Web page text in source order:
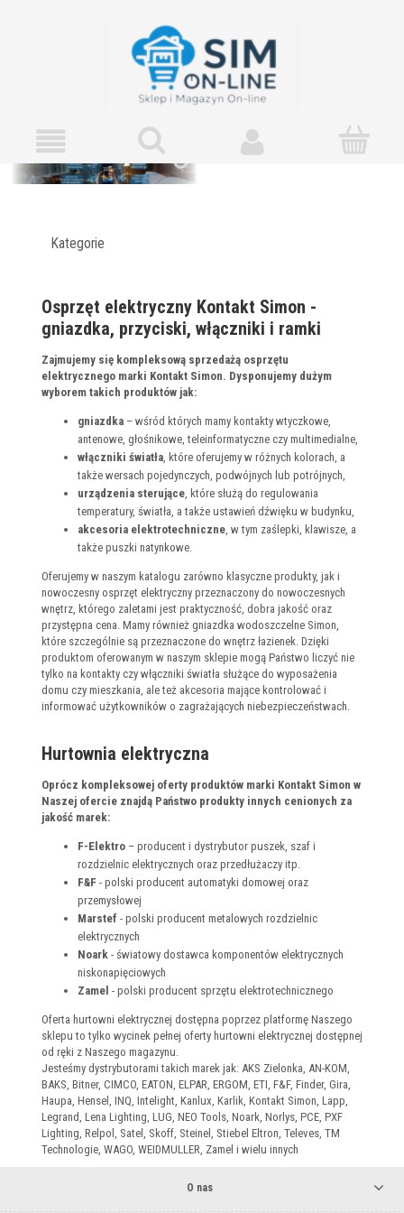
Kategorie
Osprzęt elektryczny Kontakt Simon -
gniazdka, przyciski, włączniki i ramki
Zajmujemy się kompleksową sprzedażą osprzętu
elektrycznego marki Kontakt Simon. Dysponujemy dużym
wyborem takich produktów jak:
gniazdka – wśród których mamy kontakty wtyczkowe,
antenowe, głośnikowe, teleinformatyczne czy multimedialne,
włączniki światła , które oferujemy w różnych kolorach, a
także wersach pojedynczych, podwójnych lub potrójnych,
urządzenia sterujące , które służą do regulowania
temperatury, światła, a także ustawień dźwięku w budynku,
akcesoria elektrotechniczne , w tym zaślepki, klawisze, a
także puszki natynkowe.
Oferujemy w naszym katalogu zarówno klasyczne produkty, jak i
nowoczesny osprzęt elektryczny przeznaczony do nowoczesnych
wnętrz, którego zaletami jest praktyczność, dobra jakość oraz
przystępna cena. Mamy również gniazdka wodoszczelne Simon,
które szczególnie są przeznaczone do wnętrz łazienek. Dzięki
produktom oferowanym w naszym sklepie mogą Państwo liczyć nie
tylko na kontakty czy włączniki światła służące do wyposażenia
domu czy mieszkania, ale też akcesoria mające kontrolować i
informować użytkowników o zagrażających niebezpieczeństwach.
Hurtownia elektryczna
Oprócz kompleksowej oferty produktów marki Kontakt Simon w
Naszej ofercie znajdą Państwo produkty innych cenionych za
jakość marek:
F-Elektro – producent i dystrybutor puszek, szaf i
rozdzielnic elektrycznych oraz przedłużaczy itp.
F&F - polski producent automatyki domowej oraz
przemysłowej
Marstef - polski producent metalowych rozdzielnic
elektrycznych
Noark - światowy dostawca komponentów elektrycznych
niskonapięciowych
Zamel - polski producent sprzętu elektrotechnicznego
Oferta hurtowni elektrycznej dostępna poprzez platformę Naszego
sklepu to tylko wycinek pełnej oferty hurtowni elektrycznej dostępnej
od ręki z Naszego magazynu.
Jesteśmy dystrybutorami takich marek jak: AKS Zielonka, AN-KOM,
BAKS, Bitner, CIMCO, EATON, ELPAR, ERGOM, ETI, F&F, Finder, Gira,
Haupa, Hensel, INQ, Intelight, Kanlux, Karlik, Kontakt Simon, Lapp,
Legrand, Lena Lighting, LUG, NEO Tools, Noark, Norlys, PCE, PXF
Lighting, Relpol, Satel, Skoff, Steinel, Stiebel Eltron, Televes, TM
Technologie, WAGO, WEIDMULLER, Zamel i wielu innych
O nas